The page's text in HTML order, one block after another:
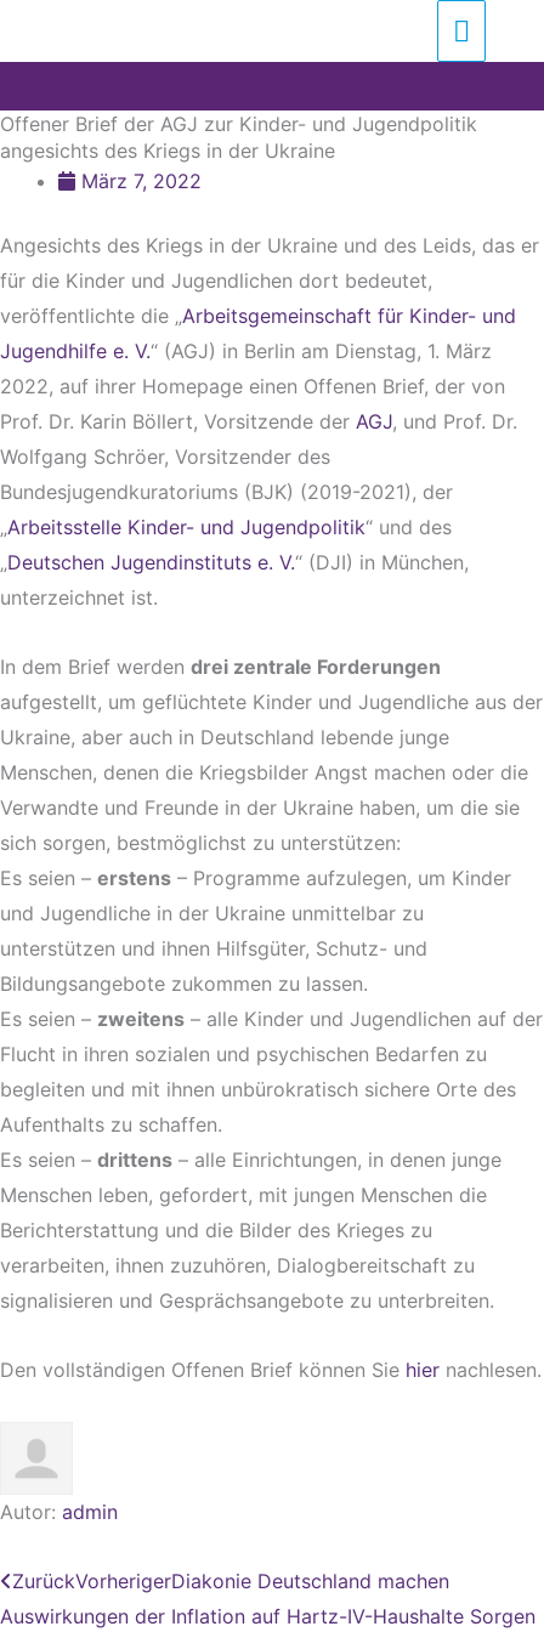
Offener Brief der AGJ zur Kinder- und Jugendpolitik
angesichts des Kriegs in der Ukraine
März 7, 2022
Angesichts des Kriegs in der Ukraine und des Leids, das er
für die Kinder und Jugendlichen dort bedeutet,
veröffentlichte die „Arbeitsgemeinschaft für Kinder- und
Jugendhilfe e. V.“ (AGJ) in Berlin am Dienstag, 1. März
2022, auf ihrer Homepage einen Offenen Brief, der von
Prof. Dr. Karin Böllert, Vorsitzende der AGJ, und Prof. Dr.
Wolfgang Schröer, Vorsitzender des
Bundesjugendkuratoriums (BJK) (2019-2021), der
„Arbeitsstelle Kinder- und Jugendpolitik“ und des
„Deutschen Jugendinstituts e. V.“ (DJI) in München,
unterzeichnet ist.
In dem Brief werden drei zentrale Forderungen
aufgestellt, um geflüchtete Kinder und Jugendliche aus der
Ukraine, aber auch in Deutschland lebende junge
Menschen, denen die Kriegsbilder Angst machen oder die
Verwandte und Freunde in der Ukraine haben, um die sie
sich sorgen, bestmöglichst zu unterstützen:
Es seien – erstens – Programme aufzulegen, um Kinder
und Jugendliche in der Ukraine unmittelbar zu
unterstützen und ihnen Hilfsgüter, Schutz- und
Bildungsangebote zukommen zu lassen.
Es seien – zweitens – alle Kinder und Jugendlichen auf der
Flucht in ihren sozialen und psychischen Bedarfen zu
begleiten und mit ihnen unbürokratisch sichere Orte des
Aufenthalts zu schaffen.
Es seien – drittens – alle Einrichtungen, in denen junge
Menschen leben, gefordert, mit jungen Menschen die
Berichterstattung und die Bilder des Krieges zu
verarbeiten, ihnen zuzuhören, Dialogbereitschaft zu
signalisieren und Gesprächsangebote zu unterbreiten.
Den vollständigen Offenen Brief können Sie hier nachlesen.
Autor: admin
ZurückVorherigerDiakonie Deutschland machen
Auswirkungen der Inflation auf Hartz-IV-Haushalte Sorgen